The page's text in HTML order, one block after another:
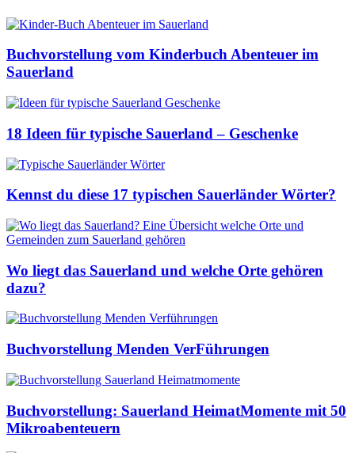
Buchvorstellung vom Kinderbuch Abenteuer im
Sauerland
18 Ideen für typische Sauerland – Geschenke
Kennst du diese 17 typischen Sauerländer Wörter?
Wo liegt das Sauerland und welche Orte gehören
dazu?
Buchvorstellung Menden VerFührungen
Buchvorstellung: Sauerland HeimatMomente mit 50
Mikroabenteuern